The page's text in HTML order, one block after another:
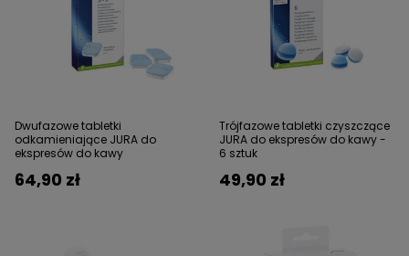
Dwufazowe tabletki
odkamieniające JURA do
ekspresów do kawy
64,90 zł
Trójfazowe tabletki czyszczące
JURA do ekspresów do kawy -
6 sztuk
49,90 zł